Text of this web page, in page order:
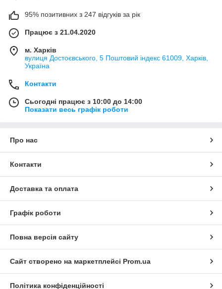
95% позитивних з 247 відгуків за рік
Працює з 21.04.2020
м. Харків
вулиця Достоєвського, 5 Поштовий індекс 61009, Харків,
Україна
Контакти
Сьогодні працює з 10:00 до 14:00
Показати весь графік роботи
Про нас
Контакти
Доставка та оплата
Графік роботи
Повна версія сайту
Сайт створено на маркетплейсі Prom.ua
Політика конфіденційності